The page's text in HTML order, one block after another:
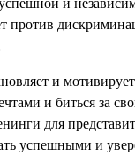
против
и
и биться за
для
успешными и